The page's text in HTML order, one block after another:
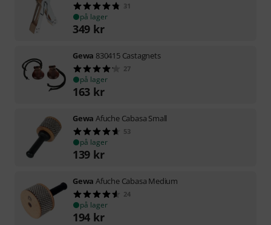
31
på lager
349 kr
Gewa 830415 Castagnets
27
på lager
163 kr
Gewa Afuche Cabasa Small
53
på lager
139 kr
Gewa Afuche Cabasa Medium
24
på lager
194 kr